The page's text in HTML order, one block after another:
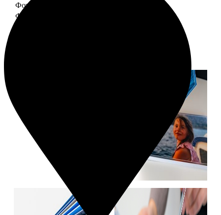
ФотоКнига "Слим" 20x30
ФотоКнига "Слим" 25x25